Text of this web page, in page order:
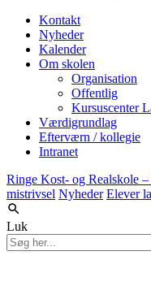
Kontakt
Nyheder
Kalender
Om skolen
Organisation
Offentlig
Kursuscenter
Værdigrundlag
Efterværn / kollegie
Intranet
Ringe Kost- og Realskole
mistrivsel Nyheder Elever
Luk